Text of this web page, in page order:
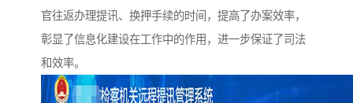
官往返办理提讯、换押手续的时间，提高了办案效率，
彰显了信息化建设在工作中的作用，进一步保证了司法
和效率。